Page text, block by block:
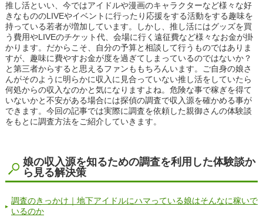
推し活といい、今ではアイドルや漫画のキャラクターなど様々な好
きなもののLIVEやイベントに行ったり応援をする活動をする趣味を
持っている若者が増加しています。しかし、推し活にはグッズを買
う費用やLIVEのチケット代、会場に行く遠征費など様々なお金が掛
かります。だからこそ、自分の予算と相談して行うものではありま
すが、趣味に費やすお金が度を過ぎてしまっているのではないか？
と第三者からすると思えるファンももちろんいます。ご自身の娘さ
んがそのように明らかに収入に見合っていない推し活をしていたら
何処からの収入なのかと気になりますよね。危険な事で稼ぎを得て
いないかと不安がある場合には探偵の調査で収入源を確かめる事が
できます。今回の記事では実際に調査を依頼した親御さんの体験談
をもとに調査方法をご紹介していきます。
娘の収入源を知るための調査を利用した体験談か
ら見る解決策
調査のきっかけ｜地下アイドルにハマっている娘はそんなに稼いで
いるのか